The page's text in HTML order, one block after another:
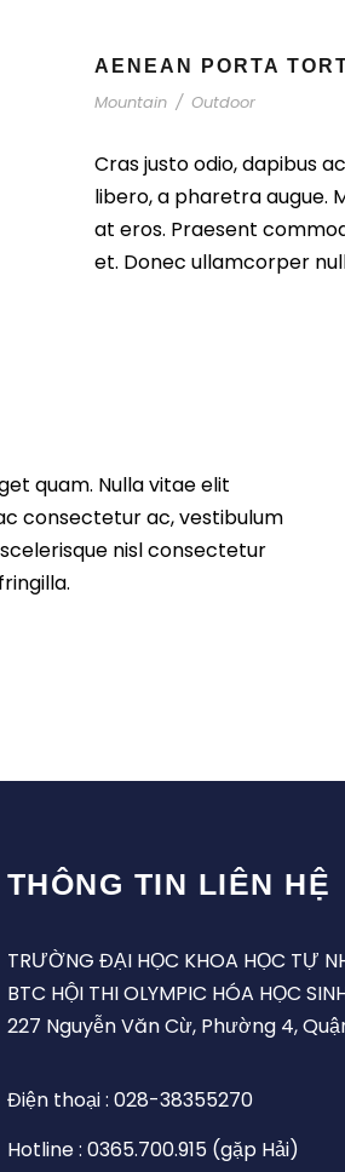
AENEAN PORTA
Mountain / Outdoor
Cras justo odio, dapibus
libero, a pharetra augue.
at eros. Praesent
et. Donec ullamcorper
quam. Nulla vitae elit
consectetur ac, vestibulum
nisl consectetur
THÔNG TIN LIÊN HỆ
TRƯỜNG ĐẠI HỌC KHOA HỌC TỰ
BTC HỘI THI OLYMPIC HÓA HỌC
227 Nguyễn Văn Cừ, Phường 4,
Điện thoại : 028-38355270
Hotline : 0365.700.915 (gặp Hải)